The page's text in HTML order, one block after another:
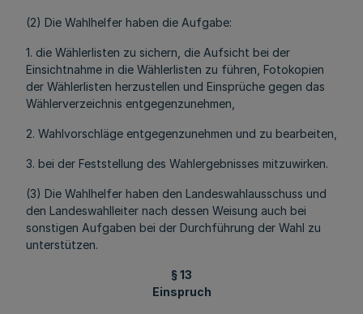
(2) Die Wahlhelfer haben die Aufgabe:
1. die Wählerlisten zu sichern, die Aufsicht bei der
Einsichtnahme in die Wählerlisten zu führen, Fotokopien
der Wählerlisten herzustellen und Einsprüche gegen das
Wählerverzeichnis entgegenzunehmen,
2. Wahlvorschläge entgegenzunehmen und zu bearbeiten,
3. bei der Feststellung des Wahlergebnisses mitzuwirken.
(3) Die Wahlhelfer haben den Landeswahlausschuss und
den Landeswahlleiter nach dessen Weisung auch bei
sonstigen Aufgaben bei der Durchführung der Wahl zu
unterstützen.
§ 13
Einspruch